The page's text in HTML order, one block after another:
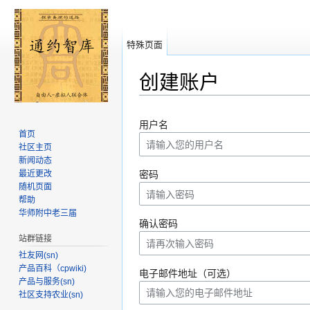
创建账户
用户名
密码
确认密码
电子邮件地址（可选）
特殊页面
首页
社区主页
新闻动态
最近更改
随机页面
帮助
华师附中老三届
站群链接
社友网(sn)
产品百科（cpwiki)
产品与服务(sn)
社区支持农业(sn)